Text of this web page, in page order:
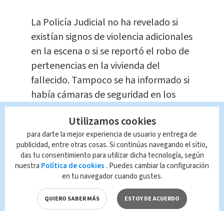
La Policía Judicial no ha revelado si
existían signos de violencia adicionales
en la escena o si se reportó el robo de
pertenencias en la vivienda del
fallecido. Tampoco se ha informado si
había cámaras de seguridad en los
alrededores que pudieran aportar
pistas sobre lo sucedido o si existen
testigos que hayan presenciado
movimientos sospechosos en la zona.
TAGS RELACIONADOS:
Utilizamos cookies
para darte la mejor experiencia de usuario y entrega de
publicidad, entre otras cosas. Si continúas navegando el sitio,
das tu consentimiento para utilizar dicha tecnología, según
nuestra Política de cookies . Puedes cambiar la configuración
en tu navegador cuando gustes.
QUIERO SABER MÁS ESTOY DE ACUERDO